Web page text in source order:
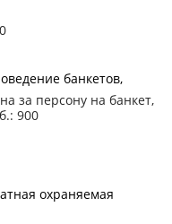
банкетов
за персону на банкет,
900
охраняемая